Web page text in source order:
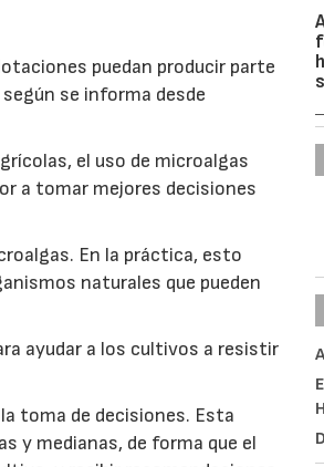
puedan producir parte
se informa desde
el uso de microalgas
a tomar mejores decisiones
En la práctica, esto
naturales que pueden
ayudar a los cultivos a resistir
toma de decisiones. Esta
y medianas, de forma que el